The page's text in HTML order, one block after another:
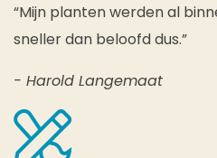
“Mijn planten werden al
sneller dan beloofd dus.”
- Harold Langemaat